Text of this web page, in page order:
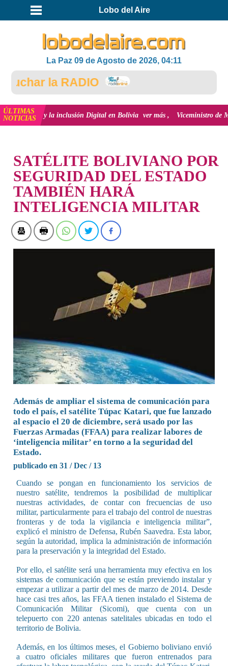
Lobo del Aire
La Paz 09 de Agosto de 2026, 04:11
la RADIO
ÚLTIMAS
NOTICIASy la inclusión Digital en Bolivia ver más Viceministro de Medio
SATÉLITE BOLIVIANO POR
SEGURIDAD DEL ESTADO
TAMBIÉN HARÁ
INTELIGENCIA MILITAR
Además de ampliar el sistema de comunicación para
todo el país, el satélite Túpac Katari, que fue lanzado
al espacio el 20 de diciembre, será usado por las
Fuerzas Armadas (FFAA) para realizar labores de
‘inteligencia militar’ en torno a la seguridad del
Estado.
publicado en 31 / Dec / 13
Cuando se pongan en funcionamiento los servicios de
nuestro satélite, tendremos la posibilidad de multiplicar
nuestras actividades, de contar con frecuencias de uso
militar, particularmente para el trabajo del control de nuestras
fronteras y de toda la vigilancia e inteligencia militar”,
explicó el ministro de Defensa, Rubén Saavedra. Esta labor,
según la autoridad, implica la administración de información
para la preservación y la integridad del Estado.
Por ello, el satélite será una herramienta muy efectiva en los
sistemas de comunicación que se están previendo instalar y
empezar a utilizar a partir del mes de marzo de 2014. Desde
hace casi tres años, las FFAA tienen instalado el Sistema de
Comunicación Militar (Sicomi), que cuenta con un
telepuerto con 220 antenas satelitales ubicadas en todo el
territorio de Bolivia.
Además, en los últimos meses, el Gobierno boliviano envió
a cuatro oficiales militares que fueron entrenados para